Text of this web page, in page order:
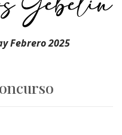
Febrero 2025